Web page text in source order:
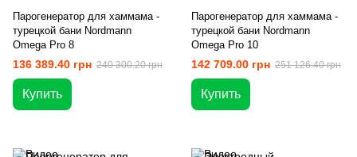
Парогенератор для хаммама -
турецкой бани Nordmann
Omega Pro 8
136 389.40 грн 240 300.20 грн
Купить
Парогенератор для хаммама -
турецкой бани Nordmann
Omega Pro 10
142 709.00 грн 251 126.40 грн
Купить